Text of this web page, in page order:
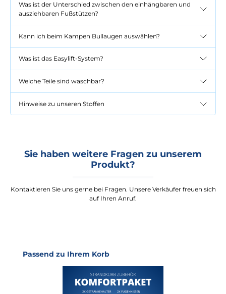
Was ist der Unterschied zwischen den einhängbaren und
ausziehbaren Fußstützen?
Kann ich beim Kampen Bullaugen auswählen?
Was ist das Easylift-System?
Welche Teile sind waschbar?
Hinweise zu unseren Stoffen
Sie haben weitere Fragen zu unserem
Produkt?
Kontaktieren Sie uns gerne bei Fragen. Unsere Verkäufer freuen sich
auf Ihren Anruf.
Produktgalerie überspringen
Passend zu Ihrem Korb